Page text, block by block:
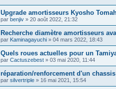
Upgrade amortisseurs Kyosho
par benjiv » 20 août 2022, 21:32
Recherche diamètre amortisseurs
par Kaminagayuchi » 04 mars 2022, 18:43
Quels roues actuelles pour un
par Cactuszebest » 03 mai 2020, 11:44
réparation/renforcement d'un
par silvertriple » 16 mai 2021, 15:54